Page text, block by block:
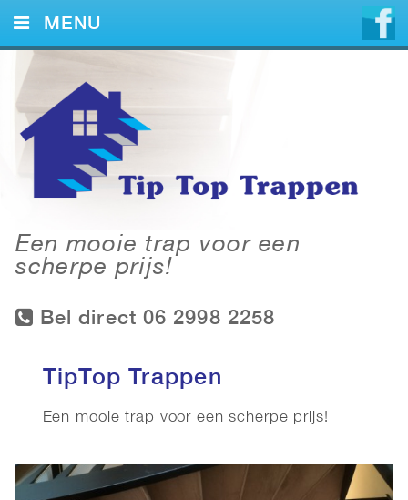
Een mooie trap voor een
scherpe prijs!
Bel direct 06 2998 2258
MENU
HOME
DIENSTEN
VOORBEELDEN
CONTACT
TipTop Trappen
Een mooie trap voor een scherpe prijs!